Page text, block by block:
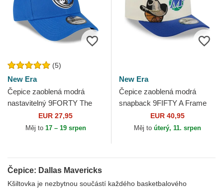
(5)
New Era
Čepice zaoblená modrá
nastavitelný 9FORTY The
League Dallas Mavericks
NBA New Era
EUR 27,95
Měj to 17 – 19 srpen
New Era
Čepice zaoblená modrá
snapback 9FIFTY A Frame
Precurved Hardwood
Classics Dallas Mavericks
EUR 40,95
Měj to úterý, 11. srpen
Čepice: Dallas Mavericks
Kšiltovka je nezbytnou součástí každého basketbalového